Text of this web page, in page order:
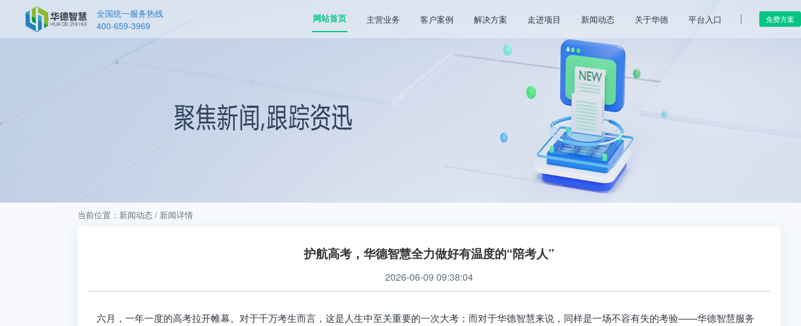
全国统一服务热线
400-659-3969
网站首页 主营业务 客户案例 解决方案 走进项目 新闻动态 关于华德 平台入口 免费方案
当前位置：新闻动态 / 新闻详情
护航高考，华德智慧全力做好有温度的“陪考人”
2026-06-09 09:38:04
六月，一年一度的高考拉开帷幕。对于千万考生而言，这是人生中至关重要的一次大考；而对于华德智慧来说，同样是一场不容有失的考验——华德智慧服务